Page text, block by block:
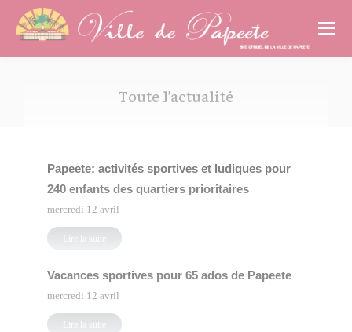
Toute l’actualité
Papeete: activités sportives et ludiques pour
240 enfants des quartiers prioritaires
mercredi 12 avril
Lire la suite
Vacances sportives pour 65 ados de Papeete
mercredi 12 avril
Lire la suite
Cookies management panel